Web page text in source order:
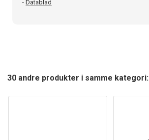
- Datablad
30 andre produkter i samme kategori: